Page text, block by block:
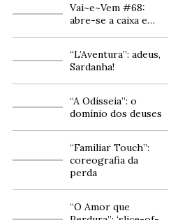
Vai~e~Vem #68:
abre-se a caixa e…
“L’Aventura”: adeus,
Sardanha!
“A Odisseia”: o
domínio dos deuses
“Familiar Touch”:
coreografia da
perda
“O Amor que